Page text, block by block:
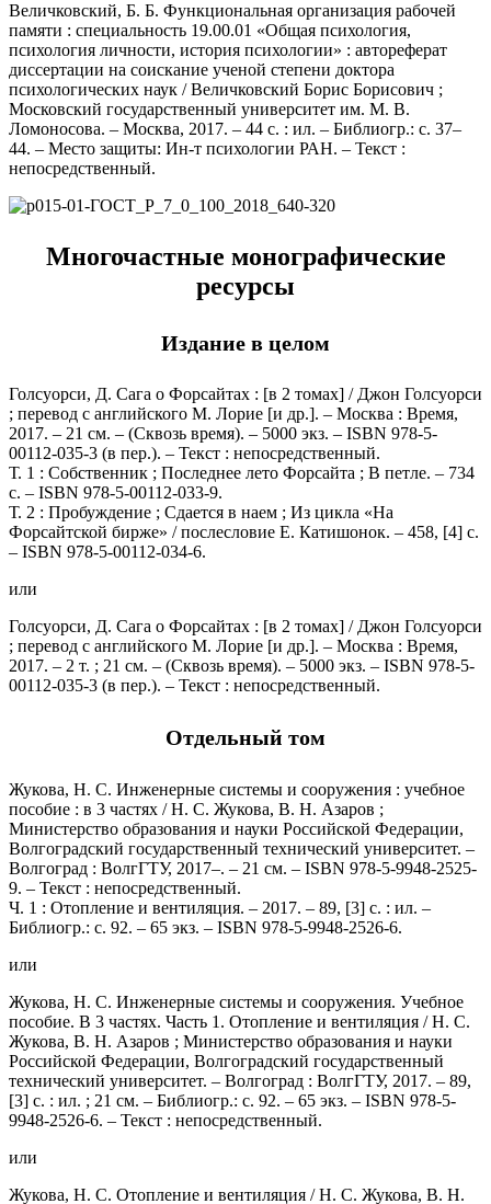
Величковский, Б. Б. Функциональная организация рабочей
памяти : специальность 19.00.01 «Общая психология,
психология личности, история психологии» : автореферат
диссертации на соискание ученой степени доктора
психологических наук / Величковский Борис Борисович ;
Московский государственный университет им. М. В.
Ломоносова. – Москва, 2017. – 44 с. : ил. – Библиогр.: с. 37–
44. – Место защиты: Ин-т психологии РАН. – Текст :
непосредственный.
Многочастные монографические
ресурсы
Издание в целом
Голсуорси, Д. Сага о Форсайтах : [в 2 томах] / Джон Голсуорси
; перевод с английского М. Лорие [и др.]. – Москва : Время,
2017. – 21 см. – (Сквозь время). – 5000 экз. – ISBN 978-5-
00112-035-3 (в пер.). – Текст : непосредственный.
Т. 1 : Собственник ; Последнее лето Форсайта ; В петле. – 734
с. – ISBN 978-5-00112-033-9.
Т. 2 : Пробуждение ; Сдается в наем ; Из цикла «На
Форсайтской бирже» / послесловие Е. Катишонок. – 458, [4] с.
– ISBN 978-5-00112-034-6.
или
Голсуорси, Д. Сага о Форсайтах : [в 2 томах] / Джон Голсуорси
; перевод с английского М. Лорие [и др.]. – Москва : Время,
2017. – 2 т. ; 21 см. – (Сквозь время). – 5000 экз. – ISBN 978-5-
00112-035-3 (в пер.). – Текст : непосредственный.
Отдельный том
Жукова, Н. С. Инженерные системы и сооружения : учебное
пособие : в 3 частях / Н. С. Жукова, В. Н. Азаров ;
Министерство образования и науки Российской Федерации,
Волгоградский государственный технический университет. –
Волгоград : ВолгГТУ, 2017–. – 21 см. – ISBN 978-5-9948-2525-
9. – Текст : непосредственный.
Ч. 1 : Отопление и вентиляция. – 2017. – 89, [3] с. : ил. –
Библиогр.: с. 92. – 65 экз. – ISBN 978-5-9948-2526-6.
или
Жукова, Н. С. Инженерные системы и сооружения. Учебное
пособие. В 3 частях. Часть 1. Отопление и вентиляция / Н. С.
Жукова, В. Н. Азаров ; Министерство образования и науки
Российской Федерации, Волгоградский государственный
технический университет. – Волгоград : ВолгГТУ, 2017. – 89,
[3] с. : ил. ; 21 см. – Библиогр.: с. 92. – 65 экз. – ISBN 978-5-
9948-2526-6. – Текст : непосредственный.
или
Жукова, Н. С. Отопление и вентиляция / Н. С. Жукова, В. Н.